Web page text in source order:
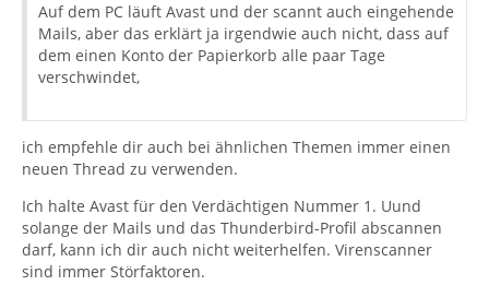
Auf dem PC läuft Avast und der scannt auch eingehende
Mails, aber das erklärt ja irgendwie auch nicht, dass auf
dem einen Konto der Papierkorb alle paar Tage
verschwindet,
ich empfehle dir auch bei ähnlichen Themen immer einen
neuen Thread zu verwenden.
Ich halte Avast für den Verdächtigen Nummer 1. Uund
solange der Mails und das Thunderbird-Profil abscannen
darf, kann ich dir auch nicht weiterhelfen. Virenscanner
sind immer Störfaktoren.